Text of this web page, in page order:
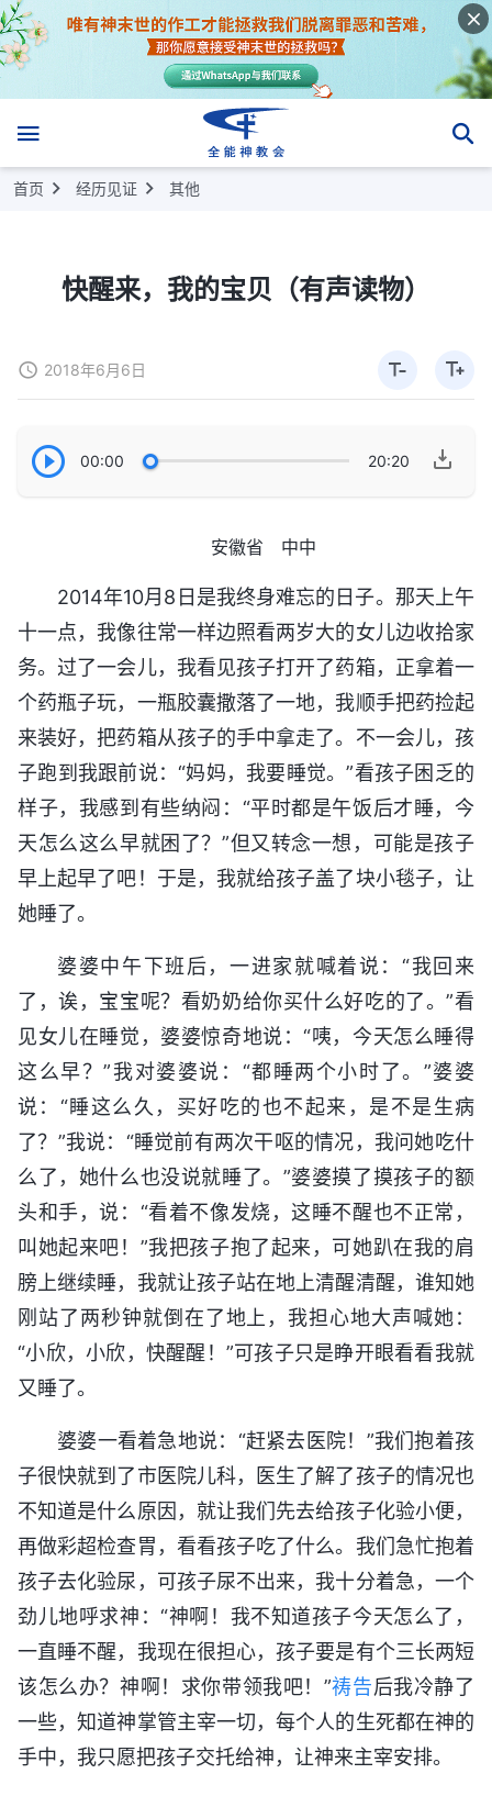
首页 经历见证 其他
快醒来，我的宝贝（有声读物）
2018年6月6日
00:00 20:20
安徽省 中中
2014年10月8日是我终身难忘的日子。那天上午
十一点，我像往常一样边照看两岁大的女儿边收拾家
务。过了一会儿，我看见孩子打开了药箱，正拿着一
个药瓶子玩，一瓶胶囊撒落了一地，我顺手把药捡起
来装好，把药箱从孩子的手中拿走了。不一会儿，孩
子跑到我跟前说：“妈妈，我要睡觉。”看孩子困乏的
样子，我感到有些纳闷：“平时都是午饭后才睡，今
天怎么这么早就困了？”但又转念一想，可能是孩子
早上起早了吧！于是，我就给孩子盖了块小毯子，让
她睡了。
婆婆中午下班后，一进家就喊着说：“我回来
了，诶，宝宝呢？看奶奶给你买什么好吃的了。”看
见女儿在睡觉，婆婆惊奇地说：“咦，今天怎么睡得
这么早？”我对婆婆说：“都睡两个小时了。”婆婆
说：“睡这么久，买好吃的也不起来，是不是生病
了？”我说：“睡觉前有两次干呕的情况，我问她吃什
么了，她什么也没说就睡了。”婆婆摸了摸孩子的额
头和手，说：“看着不像发烧，这睡不醒也不正常，
叫她起来吧！”我把孩子抱了起来，可她趴在我的肩
膀上继续睡，我就让孩子站在地上清醒清醒，谁知她
刚站了两秒钟就倒在了地上，我担心地大声喊她：
“小欣，小欣，快醒醒！”可孩子只是睁开眼看看我就
又睡了。
婆婆一看着急地说：“赶紧去医院！”我们抱着孩
子很快就到了市医院儿科，医生了解了孩子的情况也
不知道是什么原因，就让我们先去给孩子化验小便，
再做彩超检查胃，看看孩子吃了什么。我们急忙抱着
孩子去化验尿，可孩子尿不出来，我十分着急，一个
劲儿地呼求神：“神啊！我不知道孩子今天怎么了，
一直睡不醒，我现在很担心，孩子要是有个三长两短
该怎么办？神啊！求你带领我吧！”祷告后我冷静了
一些，知道神掌管主宰一切，每个人的生死都在神的
手中，我只愿把孩子交托给神，让神来主宰安排。